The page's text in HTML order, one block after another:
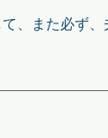
、また必ず